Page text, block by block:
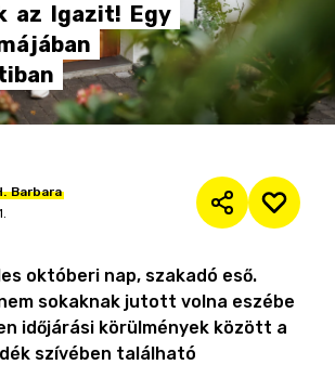
az Igazit! Egy
Barbara
októberi nap, szakadó eső.
sokaknak jutott volna eszébe
időjárási körülmények között a
szívében található